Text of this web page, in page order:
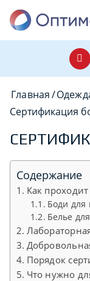
Главная/
Сертификация
Содержание
Как
Боди для
Белье
Порядок
Что нужно